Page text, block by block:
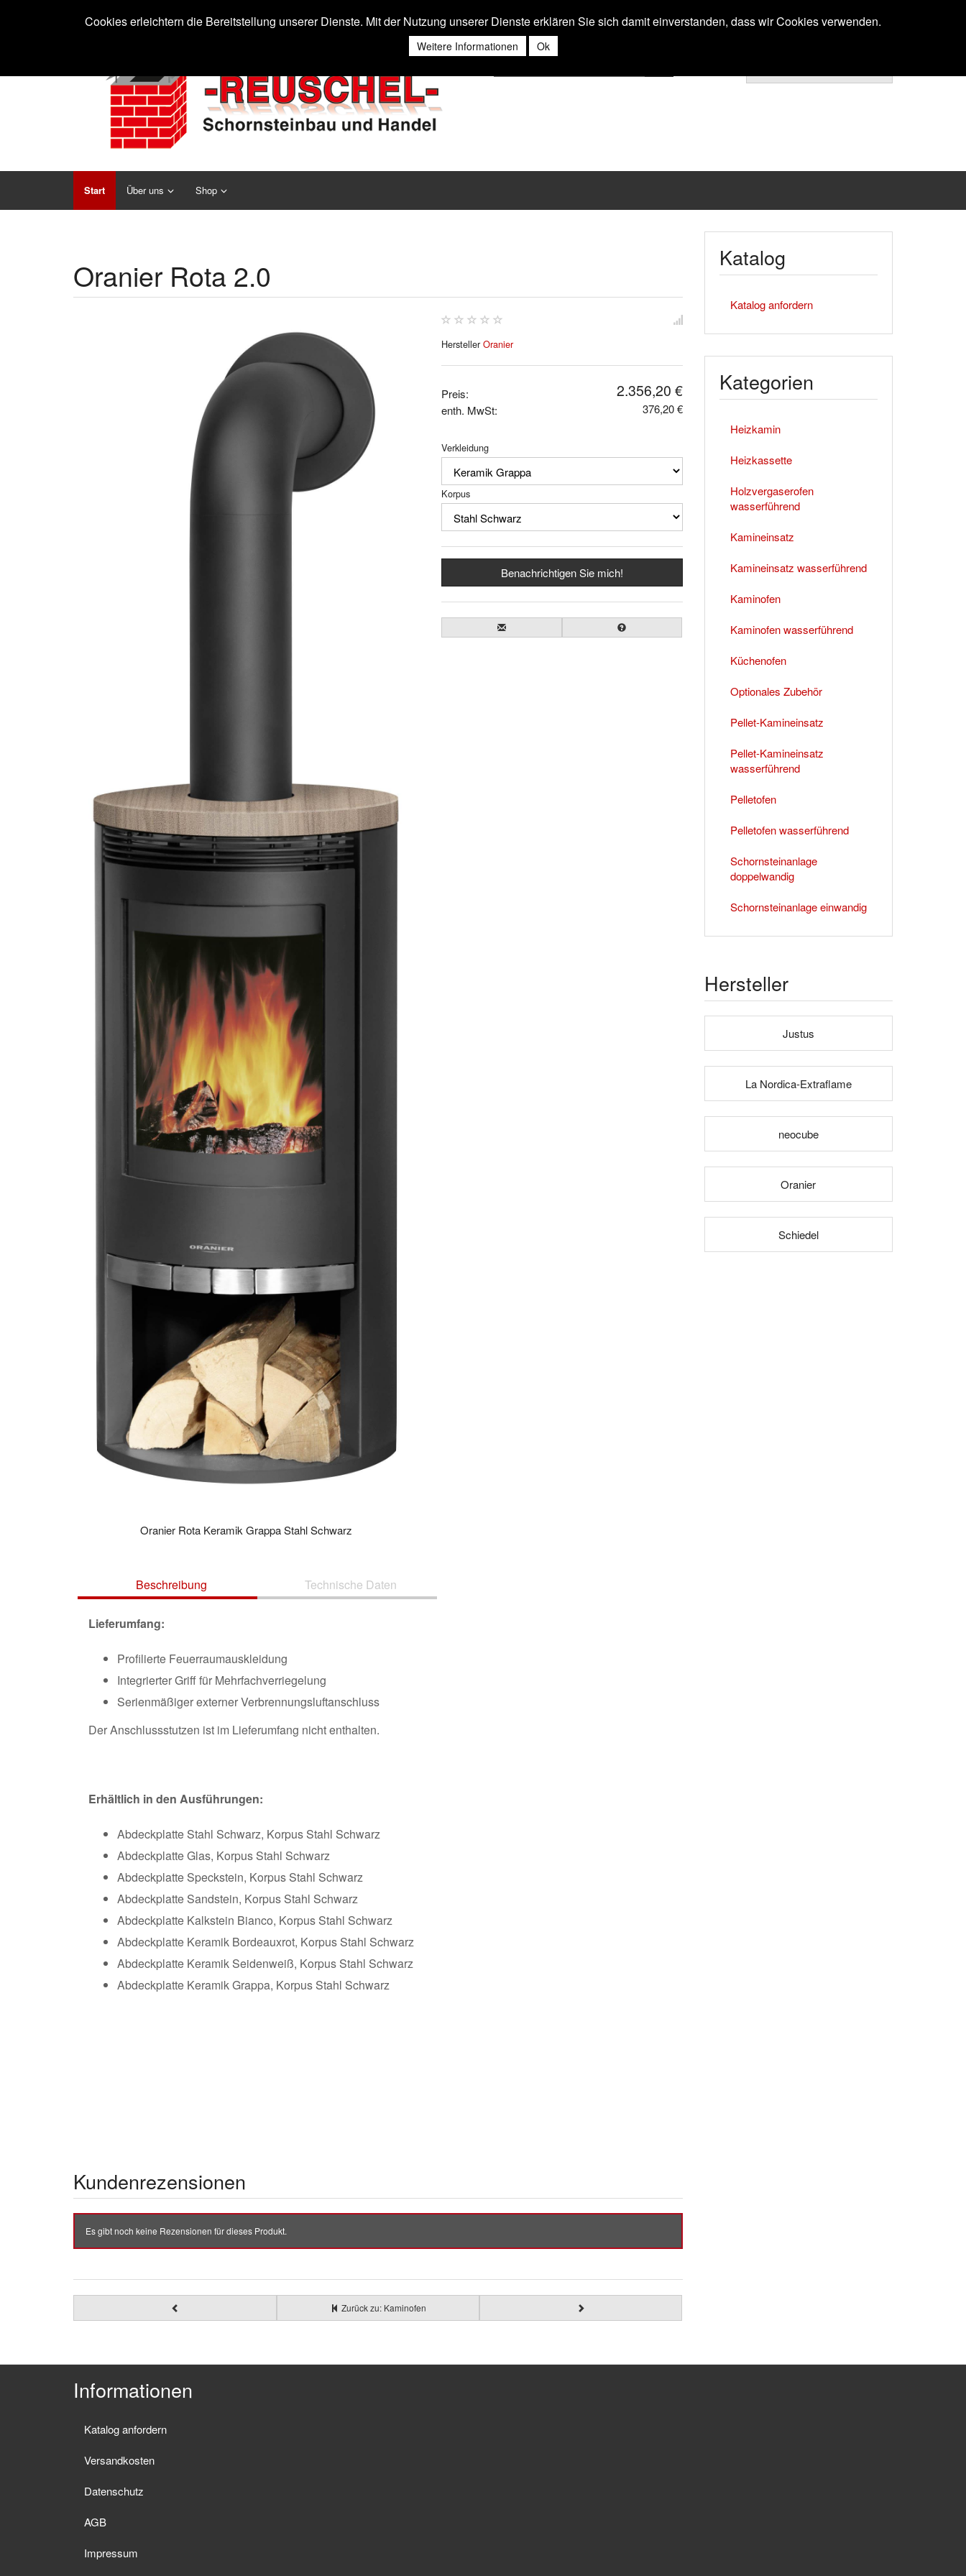
Start Über uns Shop
Oranier Rota 2.0
Oranier Rota Keramik Grappa Stahl Schwarz
Hersteller Oranier
Preis: 2.356,20 €
enth. MwSt: 376,20 €
Verkleidung
Korpus
Benachrichtigen Sie mich!
Beschreibung Technische Daten
Lieferumfang:
Profilierte Feuerraumauskleidung
Integrierter Griff für Mehrfachverriegelung
Serienmäßiger externer Verbrennungsluftanschluss
Der Anschlussstutzen ist im Lieferumfang nicht enthalten.
Erhältlich in den Ausführungen:
Abdeckplatte Stahl Schwarz, Korpus Stahl Schwarz
Abdeckplatte Glas, Korpus Stahl Schwarz
Abdeckplatte Speckstein, Korpus Stahl Schwarz
Abdeckplatte Sandstein, Korpus Stahl Schwarz
Abdeckplatte Kalkstein Bianco, Korpus Stahl Schwarz
Abdeckplatte Keramik Bordeauxrot, Korpus Stahl Schwarz
Abdeckplatte Keramik Seidenweiß, Korpus Stahl Schwarz
Abdeckplatte Keramik Grappa, Korpus Stahl Schwarz
Kundenrezensionen
Es gibt noch keine Rezensionen für dieses Produkt.
Zurück zu: Kaminofen
Katalog
Katalog anfordern
Kategorien
Heizkamin
Heizkassette
Holzvergaserofen
wasserführend
Kamineinsatz
Kamineinsatz wasserführend
Kaminofen
Kaminofen wasserführend
Küchenofen
Optionales Zubehör
Pellet-Kamineinsatz
Pellet-Kamineinsatz
wasserführend
Pelletofen
Pelletofen wasserführend
Schornsteinanlage
doppelwandig
Schornsteinanlage einwandig
Hersteller
Justus
La Nordica-Extraflame
neocube
Oranier
Schiedel
Informationen
Katalog anfordern
Versandkosten
Datenschutz
AGB
Impressum
Cookies erleichtern die Bereitstellung unserer Dienste. Mit der Nutzung unserer Dienste erklären Sie sich damit einverstanden, dass wir Cookies verwenden.
Weitere Informationen Ok